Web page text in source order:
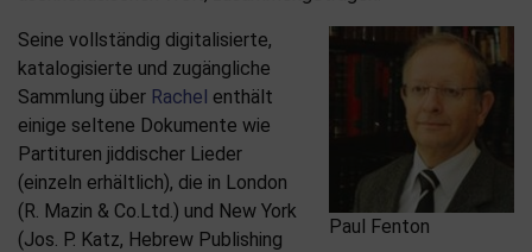
Paul Fenton
Seine vollständig digitalisierte,
katalogisierte und zugängliche
Sammlung über Rachel enthält
einige seltene Dokumente wie
Partituren jiddischer Lieder
(einzeln erhältlich), die in London
(R. Mazin & Co.Ltd.) und New York
(Jos. P. Katz, Hebrew Publishing